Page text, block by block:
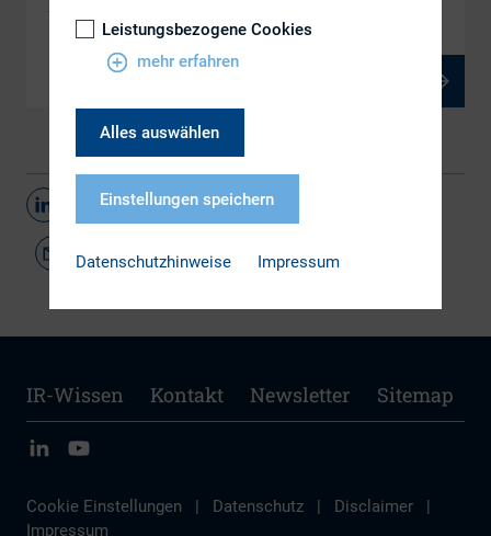
ws_2.4
Teilen
IR-Wissen Kontakt Newsletter Sitemap
Cookie Einstellungen | Datenschutz | Disclaimer
|
Impressum
Leistungsbezogene Cookies
mehr erfahren
Alles auswählen
Einstellungen speichern
Datenschutzhinweise Impressum